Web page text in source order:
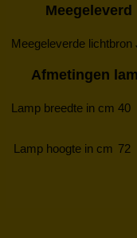
Meegeleverd
Meegeleverde lichtbron
Afmetingen
Lamp breedte in cm 40
Lamp hoogte in cm 72